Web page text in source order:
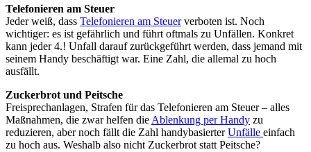
Telefonieren am Steuer
Jeder weiß, dass Telefonieren am Steuerverboten ist. Noch
wichtiger: es ist gefährlich und führt oftmals zu Unfällen. Konkret
kann jeder 4.! Unfall darauf zurückgeführt werden, dass jemand mit
seinem Handy beschäftigt war. Eine Zahl, die allemal zu hoch
ausfällt.
Zuckerbrot und Peitsche
Freisprechanlagen, Strafen für das Telefonieren am Steuer – alles
Maßnahmen, die zwar helfen die Ablenkung per Handy zu
reduzieren, aber noch fällt die Zahl handybasierterUnfälle einfach
zu hoch aus. Weshalb also nicht Zuckerbrot statt Peitsche?